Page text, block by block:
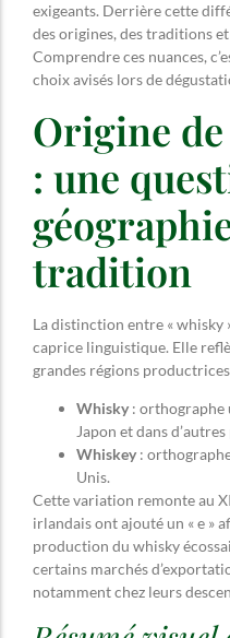
exigeants. Derrière cette
des origines, des traditions
Comprendre ces nuances,
choix avisés lors de
Origine
: une
tradition
La distinction entre « whisky
caprice linguistique. Elle
grandes régions
Whisky : orthographe
Japon et dans d’autres
Whiskey :
Unis.
Cette variation remonte au
irlandais ont ajouté un « e »
production du whisky
certains marchés
notamment chez leurs